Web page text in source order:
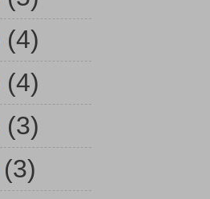
(4)
(4)
(3)
(3)